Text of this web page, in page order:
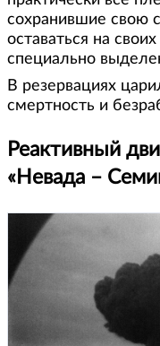
сохранившие свою
оставаться на
специально
В резервациях
смертность и
Реактивный
«Невада –